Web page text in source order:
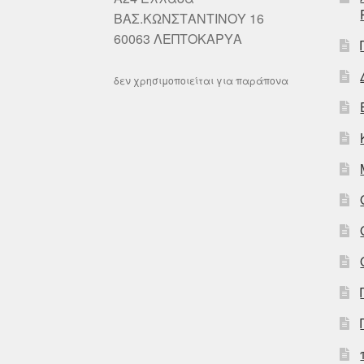
ΒΑΣ.ΚΩΝΣΤΑΝΤΙΝΟΥ 16
60063 ΛΕΠΤΟΚΑΡΥΑ
δεν χρησιμοποιείται για παράπονα